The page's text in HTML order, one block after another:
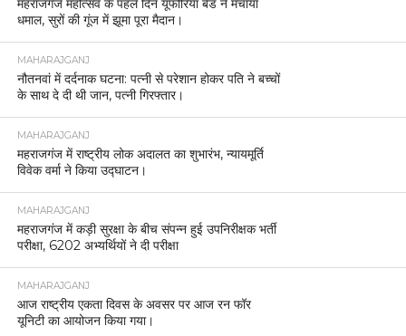
महराजगंज महोत्सव के दूसरे दिन बॉलीवुड के रंग में रंगा
जनसागर, अंकित तिवारी के गीतों पर झूम उठा पूरा मैदान।
MAHARAJGANJ
होली से पहले महराजगंज पुलिस की बड़ी कार्रवाई, 12.5
कुन्टल लहन नष्ट।
MAHARAJGANJ
महराजगंज में होली को लेकर सुरक्षा के कड़े इंतजाम, नगर
क्षेत्र में फ्लैग मार्च
MAHARAJGANJ
महराजगंज में सनसनीखेज वारदात, पति की हत्या के आरोप में
पत्नी गिरफ्तार।
MAHARAJGANJ
महराजगंज में सभी थानों पर थाना समाधान दिवस आयोजित,
39 में से 9 शिकायतों का मौके पर निस्तारण।